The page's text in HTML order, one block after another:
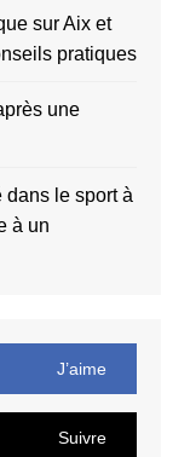
sur Aix et
pratiques
une
dans le sport à
à un
J’aime
Suivre